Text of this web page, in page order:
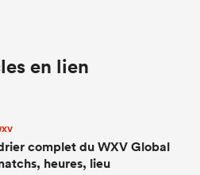
en lien
complet du WXV Global
heures, lieu